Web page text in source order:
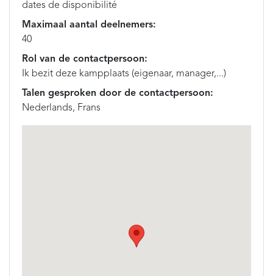
dates de disponibilité
Maximaal aantal deelnemers:
40
Rol van de contactpersoon:
Ik bezit deze kampplaats (eigenaar, manager,...)
Talen gesproken door de contactpersoon:
Nederlands, Frans